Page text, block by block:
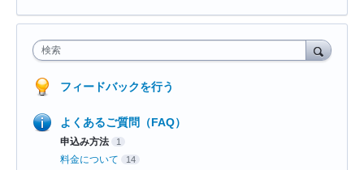
検索
フィードバックを行う
よくあるご質問（FAQ）
申込み方法 1
料金について 14